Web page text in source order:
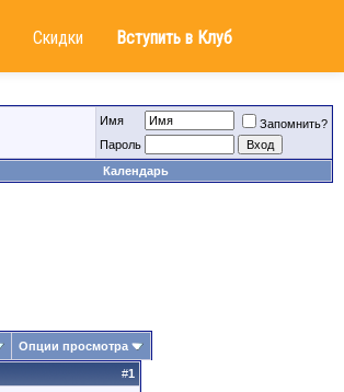
Скидки Вступить в Клуб
Имя
Запомнить?
Пароль
Календарь
Опции просмотра
#1